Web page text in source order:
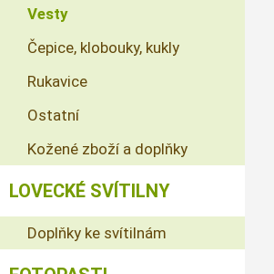
Vesty
Čepice, klobouky, kukly
Rukavice
Ostatní
Kožené zboží a doplňky
LOVECKÉ SVÍTILNY
Doplňky ke svítilnám